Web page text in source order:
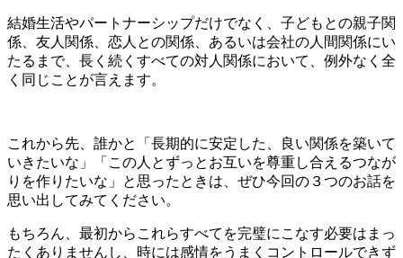
結婚生活やパートナーシップだけでなく、子どもとの親子関
係、友人関係、恋人との関係、あるいは会社の人間関係にい
たるまで、長く続くすべての対人関係において、例外なく全
く同じことが言えます。
これから先、誰かと「長期的に安定した、良い関係を築いて
いきたいな」「この人とずっとお互いを尊重し合えるつなが
りを作りたいな」と思ったときは、ぜひ今回の３つのお話を
思い出してみてください。
もちろん、最初からこれらすべてを完璧にこなす必要はまっ
たくありませんし、時には感情をうまくコントロールできず